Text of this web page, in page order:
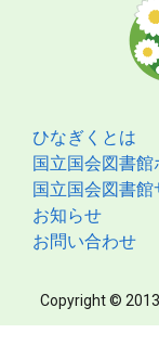
ひなぎくとは
国立国会図書
国立国会図書館
お知らせ
お問い合わせ
Copyright ©